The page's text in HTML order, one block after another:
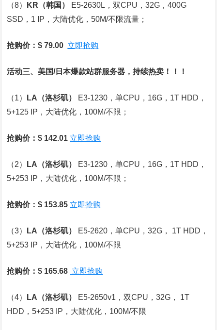
（8） KR （韩国）
E5-2630L，双CPU，32G，400G
SSD，1 IP，大陆优化，50M/不限流量；
抢购价：$ 79.00 立即抢购
活动三、美国/日本爆款站群服务器，持续热卖！！！
（1） LA （洛杉矶）
E3-1230，单CPU，16G，1T HDD，
5+125 IP，大陆优化，100M/不限；
抢购价：$ 142.01 立即抢购
（2） LA （洛杉矶）
E3-1230，单CPU，16G，1T HDD，
5+253 IP，大陆优化，100M/不限；
抢购价：$ 153.85 立即抢购
（3） LA （洛杉矶）
E5-2620，单CPU，32G， 1T HDD，
5+253 IP，大陆优化，100M/不限
抢购价：$ 165.68 立即抢购
（4） LA （洛杉矶）
E5-2650v1，双CPU，32G， 1T
HDD，5+253 IP，大陆优化，100M/不限